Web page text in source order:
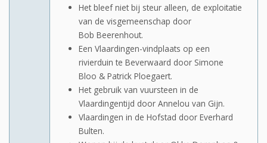
Het bleef niet bij steur alleen, de exploitatie
van de visgemeenschap door
Bob Beerenhout.
Een Vlaardingen-vindplaats op een
rivierduin te Beverwaard door Simone
Bloo & Patrick Ploegaert.
Het gebruik van vuursteen in de
Vlaardingentijd door Annelou van Gijn.
Vlaardingen in de Hofstad door Everhard
Bulten.